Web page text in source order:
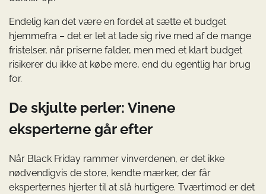
Endelig kan det være en fordel at sætte et budget
hjemmefra – det er let at lade sig rive med af de mange
fristelser, når priserne falder, men med et klart budget
risikerer du ikke at købe mere, end du egentlig har brug
for.
De skjulte perler: Vinene
eksperterne går efter
Når Black Friday rammer vinverdenen, er det ikke
nødvendigvis de store, kendte mærker, der får
eksperternes hjerter til at slå hurtigere. Tværtimod er det